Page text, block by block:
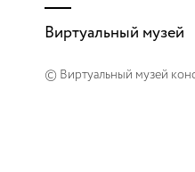
2010
Виртуальный музей
© Виртуальный музей